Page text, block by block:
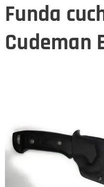
Funda
Cudeman